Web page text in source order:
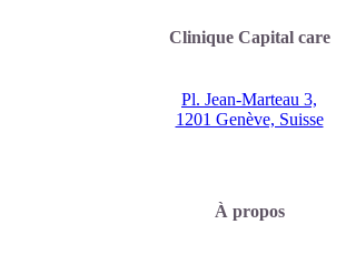
Clinique Capital care
Pl. Jean-Marteau 3,
1201 Genève, Suisse
À propos